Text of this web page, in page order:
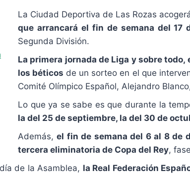
La Ciudad Deportiva de Las Rozas
que arrancará el fin de semana del 17
Segunda División.
La primera jornada de Liga y sobre
los béticos de un sorteo en el que
Comité Olímpico Español, Alejandro
Lo que ya se sabe es que durante la
la del 25 de septiembre, la del 30 de
Además,el fin de semana del 6 al 8 de
tercera eliminatoria de Copa del Rey,
de la Asamblea, la Real Federación